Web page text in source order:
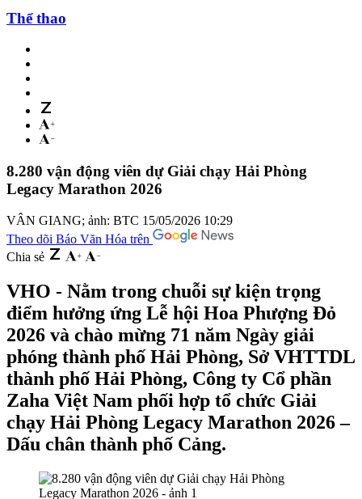
Thể thao
8.280 vận động viên dự Giải chạy Hải Phòng
Legacy Marathon 2026
VÂN GIANG; ảnh: BTC 15/05/2026 10:29
Theo dõi Báo Văn Hóa trên
Chia sẻ
VHO - Nằm trong chuỗi sự kiện trọng
điểm hưởng ứng Lễ hội Hoa Phượng Đỏ
2026 và chào mừng 71 năm Ngày giải
phóng thành phố Hải Phòng, Sở VHTTDL
thành phố Hải Phòng, Công ty Cổ phần
Zaha Việt Nam phối hợp tổ chức Giải
chạy Hải Phòng Legacy Marathon 2026 –
Dấu chân thành phố Cảng.